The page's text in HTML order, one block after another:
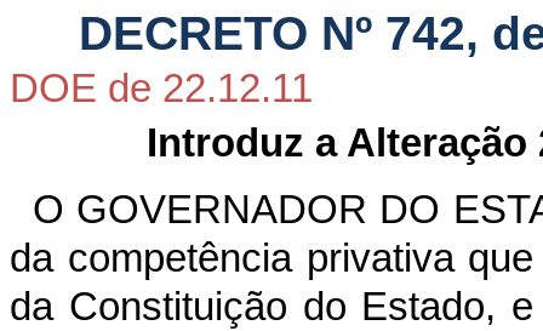
DECRETO Nº 742,
DOE de 22.12.11
Introduz a Alteração
O GOVERNADOR DO
da competência privativa
da Constituição do Estado,